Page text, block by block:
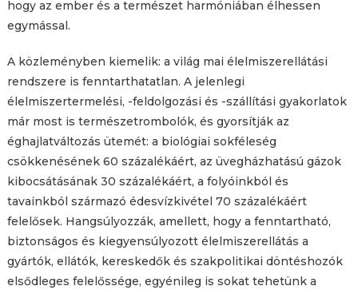
hogy az ember és a természet harmóniában élhessen
egymással.
A közleményben kiemelik: a világ mai élelmiszerellátási
rendszere is fenntarthatatlan. A jelenlegi
élelmiszertermelési, -feldolgozási és -szállítási gyakorlatok
már most is természetrombolók, és gyorsítják az
éghajlatváltozás ütemét: a biológiai sokféleség
csökkenésének 60 százalékáért, az üvegházhatású gázok
kibocsátásának 30 százalékáért, a folyóinkból és
tavainkból származó édesvízkivétel 70 százalékáért
felelősek. Hangsúlyozzák, amellett, hogy a fenntartható,
biztonságos és kiegyensúlyozott élelmiszerellátás a
gyártók, ellátók, kereskedők és szakpolitikai döntéshozók
elsődleges felelőssége, egyénileg is sokat tehetünk a